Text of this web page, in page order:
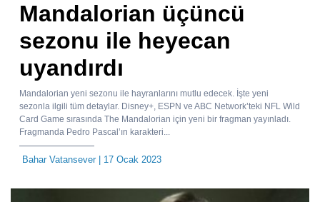
Mandalorian üçüncü
sezonu ile heyecan
uyandırdı
Mandalorian yeni sezonu ile hayranlarını mutlu edecek. İşte yeni
sezonla ilgili tüm detaylar. Disney+, ESPN ve ABC Network’teki NFL Wild
Card Game sırasında The Mandalorian için yeni bir fragman yayınladı.
Fragmanda Pedro Pascal’ın karakteri...
Bahar Vatansever| 17 Ocak 2023